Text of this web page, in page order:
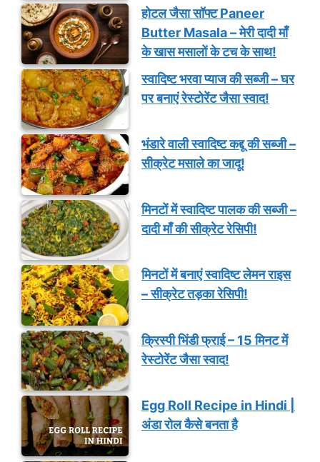
होटल जैसा सॉफ्ट Paneer
Butter Masala – मेरी दादी माँ
के खास मसालों के टच के साथ!
स्वादिष्ट भरवा प्याज की सब्जी – घर
पर बनाएं रेस्टोरेंट जैसा स्वाद!
भंडारे वाली स्वादिष्ट कद्दू की सब्जी –
सीक्रेट मसाले का जादू!
मिनटों में स्वादिष्ट पालक की सब्जी –
दादी माँ की सीक्रेट रेसिपी!
मिनटों में बनाएं स्वादिष्ट लेमन राइस
– सीक्रेट तड़का रेसिपी!
क्रिस्पी भिंडी फ्राई – 15 मिनट में
रेस्टोरेंट जैसा स्वाद!
Egg Roll Recipe in Hindi |
अंडा रोल कैसे बनता है